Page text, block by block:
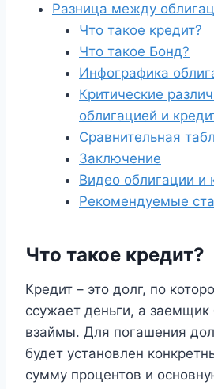
Разница между
Что такое кредит?
Что такое Бонд?
Инфографика
Критические
облигацией и
Сравнительная
Заключение
Видео облигации и
Рекомендуемые
Что такое кредит?
Кредит – это долг, по
ссужает деньги, а заемщик
взаймы. Для погашения
будет установлен
сумму процентов и